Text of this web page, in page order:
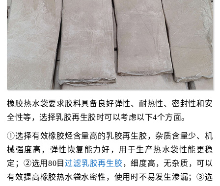
橡胶热水袋要求胶料具备良好弹性、耐热性、密封性和安
全性等，选择乳胶再生胶时可以考虑以下4个方面。
①选择有效橡胶烃含量高的乳胶再生胶，杂质含量少、机
械强度高，弹性恢复能力好，用于生产热水袋性能更稳
定；②选用80目过滤乳胶再生胶，细度高，无杂质，可以
有效提高橡胶热水袋水密性，使用时不易发生渗漏；③选